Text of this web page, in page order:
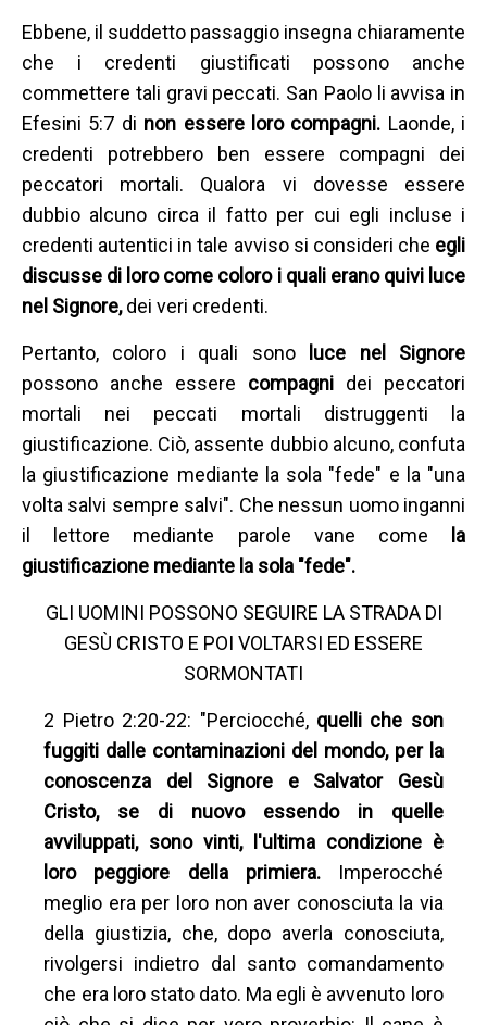
Ebbene, il suddetto passaggio insegna chiaramente
che i credenti giustificati possono anche
commettere tali gravi peccati. San Paolo li avvisa in
Efesini 5:7 di non essere loro compagni. Laonde, i
credenti potrebbero ben essere compagni dei
peccatori mortali. Qualora vi dovesse essere
dubbio alcuno circa il fatto per cui egli incluse i
credenti autentici in tale avviso si consideri che egli
discusse di loro come coloro i quali erano quivi luce
nel Signore,dei veri credenti.
Pertanto, coloro i quali sono luce nel Signore
possono anche essere compagni dei peccatori
mortali nei peccati mortali distruggenti la
giustificazione. Ciò, assente dubbio alcuno, confuta
la giustificazione mediante la sola "fede" e la "una
volta salvi sempre salvi". Che nessun uomo inganni
il lettore mediante parole vane come la
giustificazione mediante la sola "fede".
GLI UOMINI POSSONO SEGUIRE LA STRADA DI
GESÙ CRISTO E POI VOLTARSI ED ESSERE
SORMONTATI
2 Pietro 2:20-22: "Perciocché, quelli che son
fuggiti dalle contaminazioni del mondo, per la
conoscenza del Signore e Salvator Gesù
Cristo, se di nuovo essendo in quelle
avviluppati, sono vinti, l'ultima condizione è
loro peggiore della primiera.
Imperocché
meglio era per loro non aver conosciuta la via
della giustizia, che, dopo averla conosciuta,
rivolgersi indietro dal santo comandamento
che era loro stato dato. Ma egli è avvenuto loro